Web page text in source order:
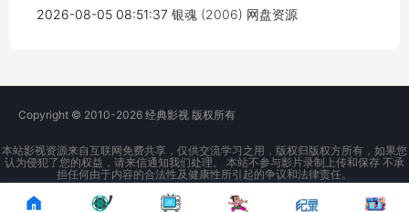
2026-08-05 08:51:37 银魂 (2006) 网盘资源
Copyright © 2010-2026 经典影视 版权所有
本站影视资源来自互联网免费共享，仅供交流学习之用，版权归版权方所有，如果您
认为侵犯了您的权益，请来信通知我们处理。 本站不参与影片录制上传和保存 不承
担任何由于内容的合法性及健康性所引起的争议和法律责任。